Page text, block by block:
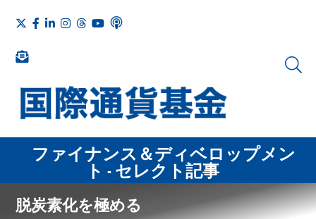
ファイナンス＆ディベロップメン
ト - セレクト記事
脱炭素化を極める